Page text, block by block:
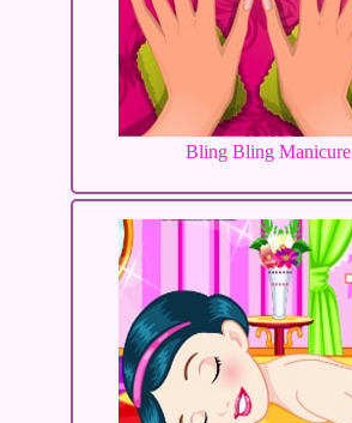
Bling Bling Manicure